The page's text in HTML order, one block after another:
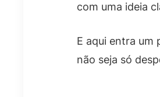
com uma ideia
E aqui entra
não seja só